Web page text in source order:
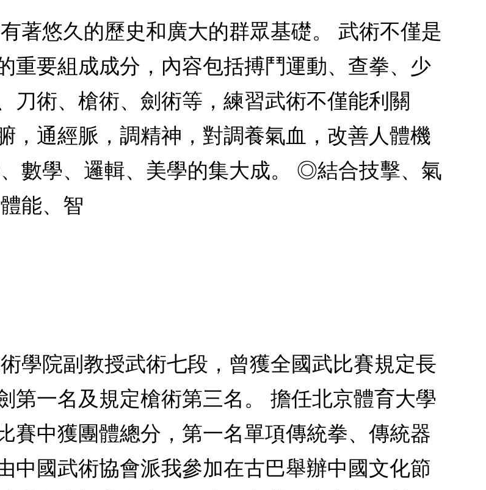
著悠久的歷史和廣大的群眾基礎。 武術不僅是
重要組成成分，內容包括搏鬥運動、查拳、少
術、槍術、劍術等，練習武術不僅能利關
，通經脈，調精神，對調養氣血，改善人體機
數學、邏輯、美學的集大成。 ◎結合技擊、氣
能、智
學院副教授武術七段，曾獲全國武比賽規定長
第一名及規定槍術第三名。 擔任北京體育大學
賽中獲團體總分，第一名單項傳統拳、傳統器
中國武術協會派我參加在古巴舉辦中國文化節